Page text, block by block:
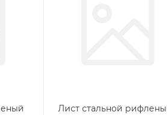
Лист стальной